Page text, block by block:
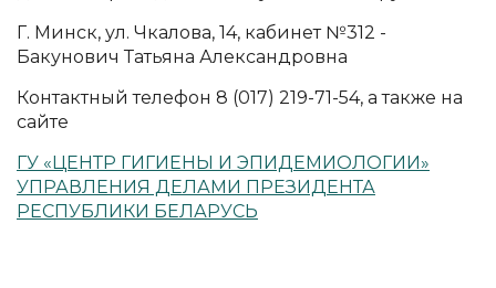
Г. Минск, ул. Чкалова, 14, кабинет №312 -
Бакунович Татьяна Александровна
Контактный телефон 8 (017) 219-71-54, а также на
сайте
ГУ «ЦЕНТР ГИГИЕНЫ И ЭПИДЕМИОЛОГИИ»
УПРАВЛЕНИЯ ДЕЛАМИ ПРЕЗИДЕНТА
РЕСПУБЛИКИ БЕЛАРУСЬ